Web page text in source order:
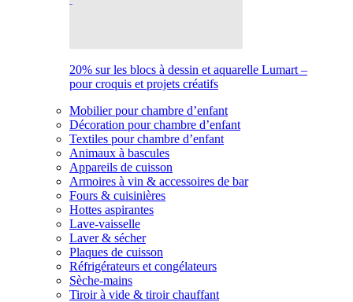
20% sur les blocs à dessin et aquarelle Lumart –
pour croquis et projets créatifs
Mobilier pour chambre d’enfant
Décoration pour chambre d’enfant
Textiles pour chambre d’enfant
Animaux à bascules
Appareils de cuisson
Armoires à vin & accessoires de bar
Fours & cuisinières
Hottes aspirantes
Lave-vaisselle
Laver & sécher
Plaques de cuisson
Réfrigérateurs et congélateurs
Sèche-mains
Tiroir à vide & tiroir chauffant